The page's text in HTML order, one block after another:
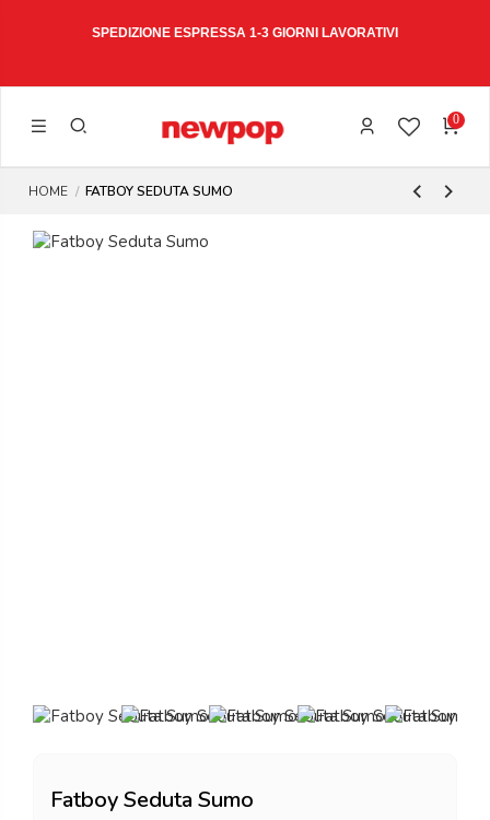
SPEDIZIONE ESPRESSA 1-3 GIORNI LAVORATIVI
0
HOME FATBOY SEDUTA SUMO
Fatboy Seduta Sumo